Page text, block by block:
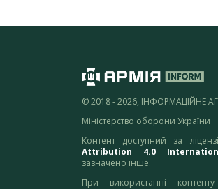
© 2018 - 2026, ІНФОРМАЦІЙНЕ
Міністерство оборони України
Контент доступний за
Attribution 4.0
зазначено інше.
При використанні